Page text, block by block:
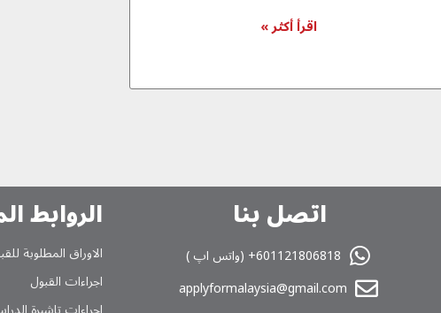
اقرأ أكثر »
اتصل بنا
601121806818+ (واتس اپ )
applyformalaysia@gmail.com
الروابط
الاوراق المطلوبة
اجراءات القبول